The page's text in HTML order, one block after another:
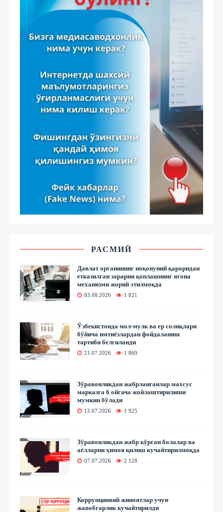
РАСМИЙ
Давлат органининг ноқонуний қароридан
етказилган зарарни қоплашнинг ягона
механизми жорий этилмоқда
03.08.2026 1 821
Ўзбекистонда мол-мулк ва ер солиқлари
бўйича имтиёзлардан фойдаланиш
тартиби белгиланди
21.07.2026 1 869
Зўравонликдан жабрланганлар махсус
марказга 6 ойгача жойлаштирилиши
мумкин бўлади
13.07.2026 1 925
Зўравонликдан жабр кўрган болалар ва
аёлларни ҳимоя қилиш кучайтирилмоқда
07.07.2026 2 128
Коррупциявий жиноятлар учун
жавобгарлик кучайтирилди